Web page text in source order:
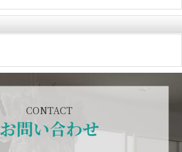
CONTACT
お問い合わせ